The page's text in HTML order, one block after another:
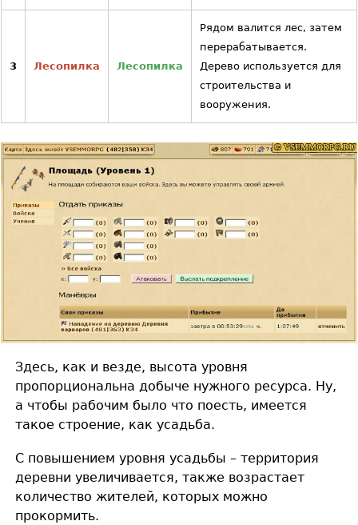
3 Лесопилка Лесопилка
Рядом валится лес, затем
перерабатывается.
Дерево используется для
строительства и
вооружения.
Здесь, как и везде, высота уровня
пропорциональна добыче нужного ресурса. Ну,
а чтобы рабочим было что поесть, имеется
такое строение, как усадьба.
С повышением уровня усадьбы – территория
деревни увеличивается, также возрастает
количество жителей, которых можно
прокормить.